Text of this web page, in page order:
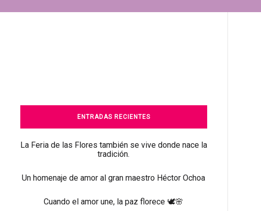
ENTRADAS RECIENTES
La Feria de las Flores también se vive donde nace la
tradición.
Un homenaje de amor al gran maestro Héctor Ochoa
Cuando el amor une, la paz florece 🕊️🌸